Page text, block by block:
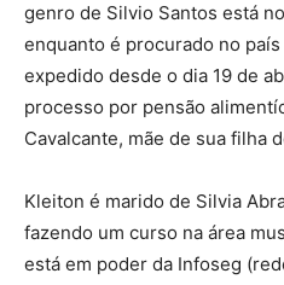
genro de Silvio Santos está
enquanto é procurado no
expedido desde o dia 19 de
processo por pensão
Cavalcante, mãe de sua filha
Kleiton é marido de Silvia
fazendo um curso na área
está em poder da Infoseg